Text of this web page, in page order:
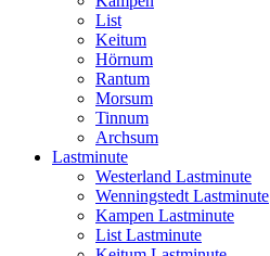
List
Keitum
Hörnum
Rantum
Morsum
Tinnum
Archsum
Lastminute
Westerland Lastminute
Wenningstedt Lastminute
Kampen Lastminute
List Lastminute